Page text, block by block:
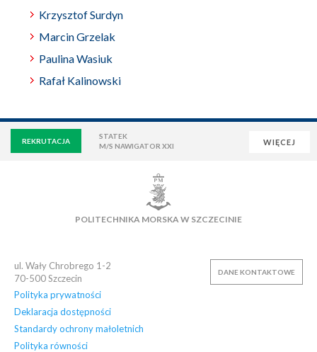
Krzysztof Surdyn
Marcin Grzelak
Paulina Wasiuk
Rafał Kalinowski
WIĘCEJ
REKRUTACJA
STATEK
M/S NAWIGATOR XXI
NAUKOWA BAZA DANYCH
OSIEDLE AKADEMICKIE PŁYWALNIA KLUB AZS
POLITECHNIKA MORSKA W SZCZECINIE
ul. Wały Chrobrego 1-2
70-500Szczecin
Polityka prywatności
Deklaracja dostępności
Standardy ochrony małoletnich
Polityka równości
DANE KONTAKTOWE